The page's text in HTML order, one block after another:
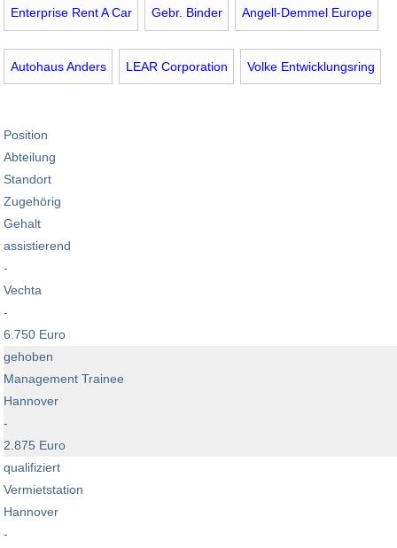
Enterprise Rent A Car Gebr. Binder Angell-Demmel Europe
Autohaus Anders LEAR Corporation Volke Entwicklungsring
Position
Abteilung
Standort
Zugehörig
Gehalt
assistierend
-
Vechta
-
6.750 Euro
gehoben
Management Trainee
Hannover
-
2.875 Euro
qualifiziert
Vermietstation
Hannover
-